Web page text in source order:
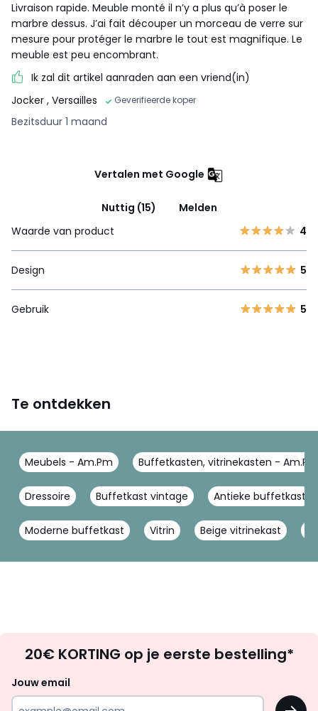
Livraison rapide. Meuble monté il n’y a plus qu’à poser le
marbre dessus. J’ai fait découper un morceau de verre sur
mesure pour protéger le marbre le tout est magnifique. Le
meuble est peu encombrant.
Ik zal dit artikel aanraden aan een vriend(in)
Jocker , Versailles Geverifieerde koper
Bezitsduur 1 maand
Vertalen met Google
Nuttig (15)
Melden
Waarde van product
4
Design 5
Gebruik 5
Te ontdekken
Meubels - Am.Pm Buffetkasten, vitrinekasten - Am.Pm
Dressoire Buffetkast vintage Antieke buffetkast
Moderne buffetkast Vitrin Beige vitrinekast
zoek
inspiratie
20€ KORTING op je eerste bestelling*
Jouw email
OK